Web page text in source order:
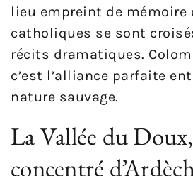
lieu empreint de mémoire
catholiques se sont
récits dramatiques.
c’est l’alliance parfaite
nature sauvage.
La Vallée du
concentré